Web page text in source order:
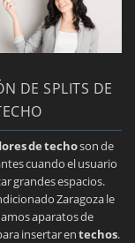
DE SPLITS DE
de techoson de
cuando el usuario
grandes espacios.
Zaragoza le
aparatos de
insertar entechos.